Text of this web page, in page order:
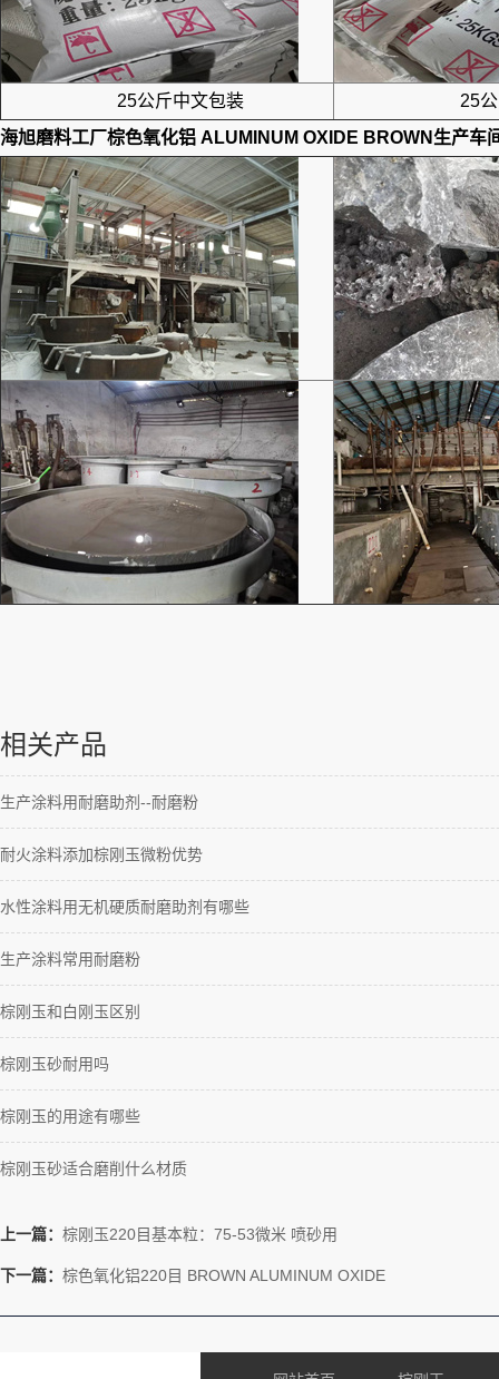
25公斤中文包装
25公
海旭磨料工厂棕色氧化铝 ALUMINUM OXIDE BROWN生产车
相关产品
生产涂料用耐磨助剂--耐磨粉
耐火涂料添加棕刚玉微粉优势
水性涂料用无机硬质耐磨助剂有哪些
生产涂料常用耐磨粉
棕刚玉和白刚玉区别
棕刚玉砂耐用吗
棕刚玉的用途有哪些
棕刚玉砂适合磨削什么材质
上一篇： 棕刚玉220目基本粒：75-53微米 喷砂用
下一篇： 棕色氧化铝220目 BROWN ALUMINUM OXIDE